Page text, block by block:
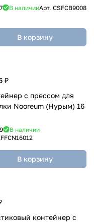
7 В наличииАрт. CSFCB9008
В корзину
₽
с прессом для
Nooreum (Нурым) 16
9
В наличии
В корзину
контейнер с